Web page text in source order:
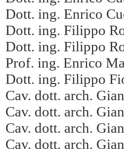
Dott. ing. Enrico
Dott. ing. Filippo
Dott. ing. Filippo
Prof. ing. Enrico
Dott. ing. Filippo
Cav. dott. arch.
Cav. dott. arch.
Cav. dott. arch.
Cav. dott. arch.